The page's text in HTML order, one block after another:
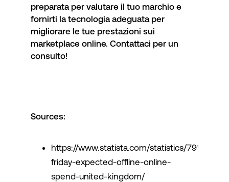
preparata per valutare il tuo marchio e
fornirti la tecnologia adeguata per
migliorare le tue prestazioni sui
marketplace online. Contattaci per un
consulto!
Sources:
https://www.statista.com/statistics/791077/
friday-expected-offline-online-
spend-united-kingdom/